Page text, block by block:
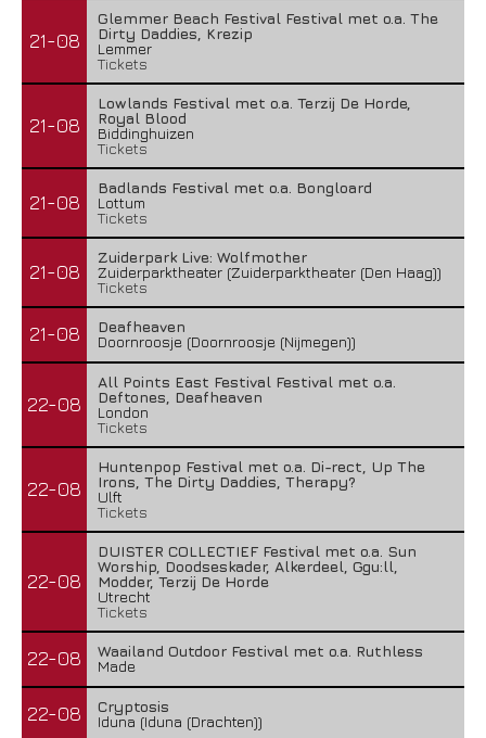
21-08
Glemmer Beach Festival Festival met o.a. The
Dirty Daddies, Krezip
Lemmer
Tickets
21-08
Lowlands Festival met o.a. Terzij De Horde,
Royal Blood
Biddinghuizen
Tickets
21-08
Badlands Festival met o.a. Bongloard
Lottum
Tickets
21-08
Zuiderpark Live: Wolfmother
Zuiderparktheater (Zuiderparktheater (Den Haag))
Tickets
21-08
Deafheaven
Doornroosje (Doornroosje (Nijmegen))
22-08
All Points East Festival Festival met o.a.
Deftones, Deafheaven
London
Tickets
22-08
Huntenpop Festival met o.a. Di-rect, Up The
Irons, The Dirty Daddies, Therapy?
Ulft
Tickets
22-08
DUISTER COLLECTIEF Festival met o.a. Sun
Worship, Doodseskader, Alkerdeel, Ggu:ll,
Modder, Terzij De Horde
Utrecht
Tickets
22-08
Waailand Outdoor Festival met o.a. Ruthless
Made
22-08
Cryptosis
Iduna (Iduna (Drachten))